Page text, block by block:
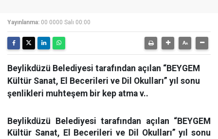
Yayınlanma: 00 0000 Salı 00:00
Beylikdüzü Belediyesi tarafından açılan “BEYGEM
Kültür Sanat, El Becerileri ve Dil Okulları” yıl sonu
şenlikleri muhteşem bir kep atma v..
Beylikdüzü Belediyesi tarafından açılan “BEYGEM
Kültür Sanat, El Becerileri ve Dil Okulları” yıl sonu